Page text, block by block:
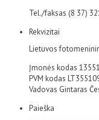
Tel./faksas (8 37)
Rekvizitai
Lietuvos
Įmonės kodas
PVM kodas
Vadovas Gintaras
Paieška